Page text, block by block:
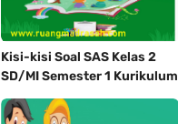
Kisi-kisi Soal SAS Kelas 2
SD/MI Semester 1 Kurikulum
Merdeka